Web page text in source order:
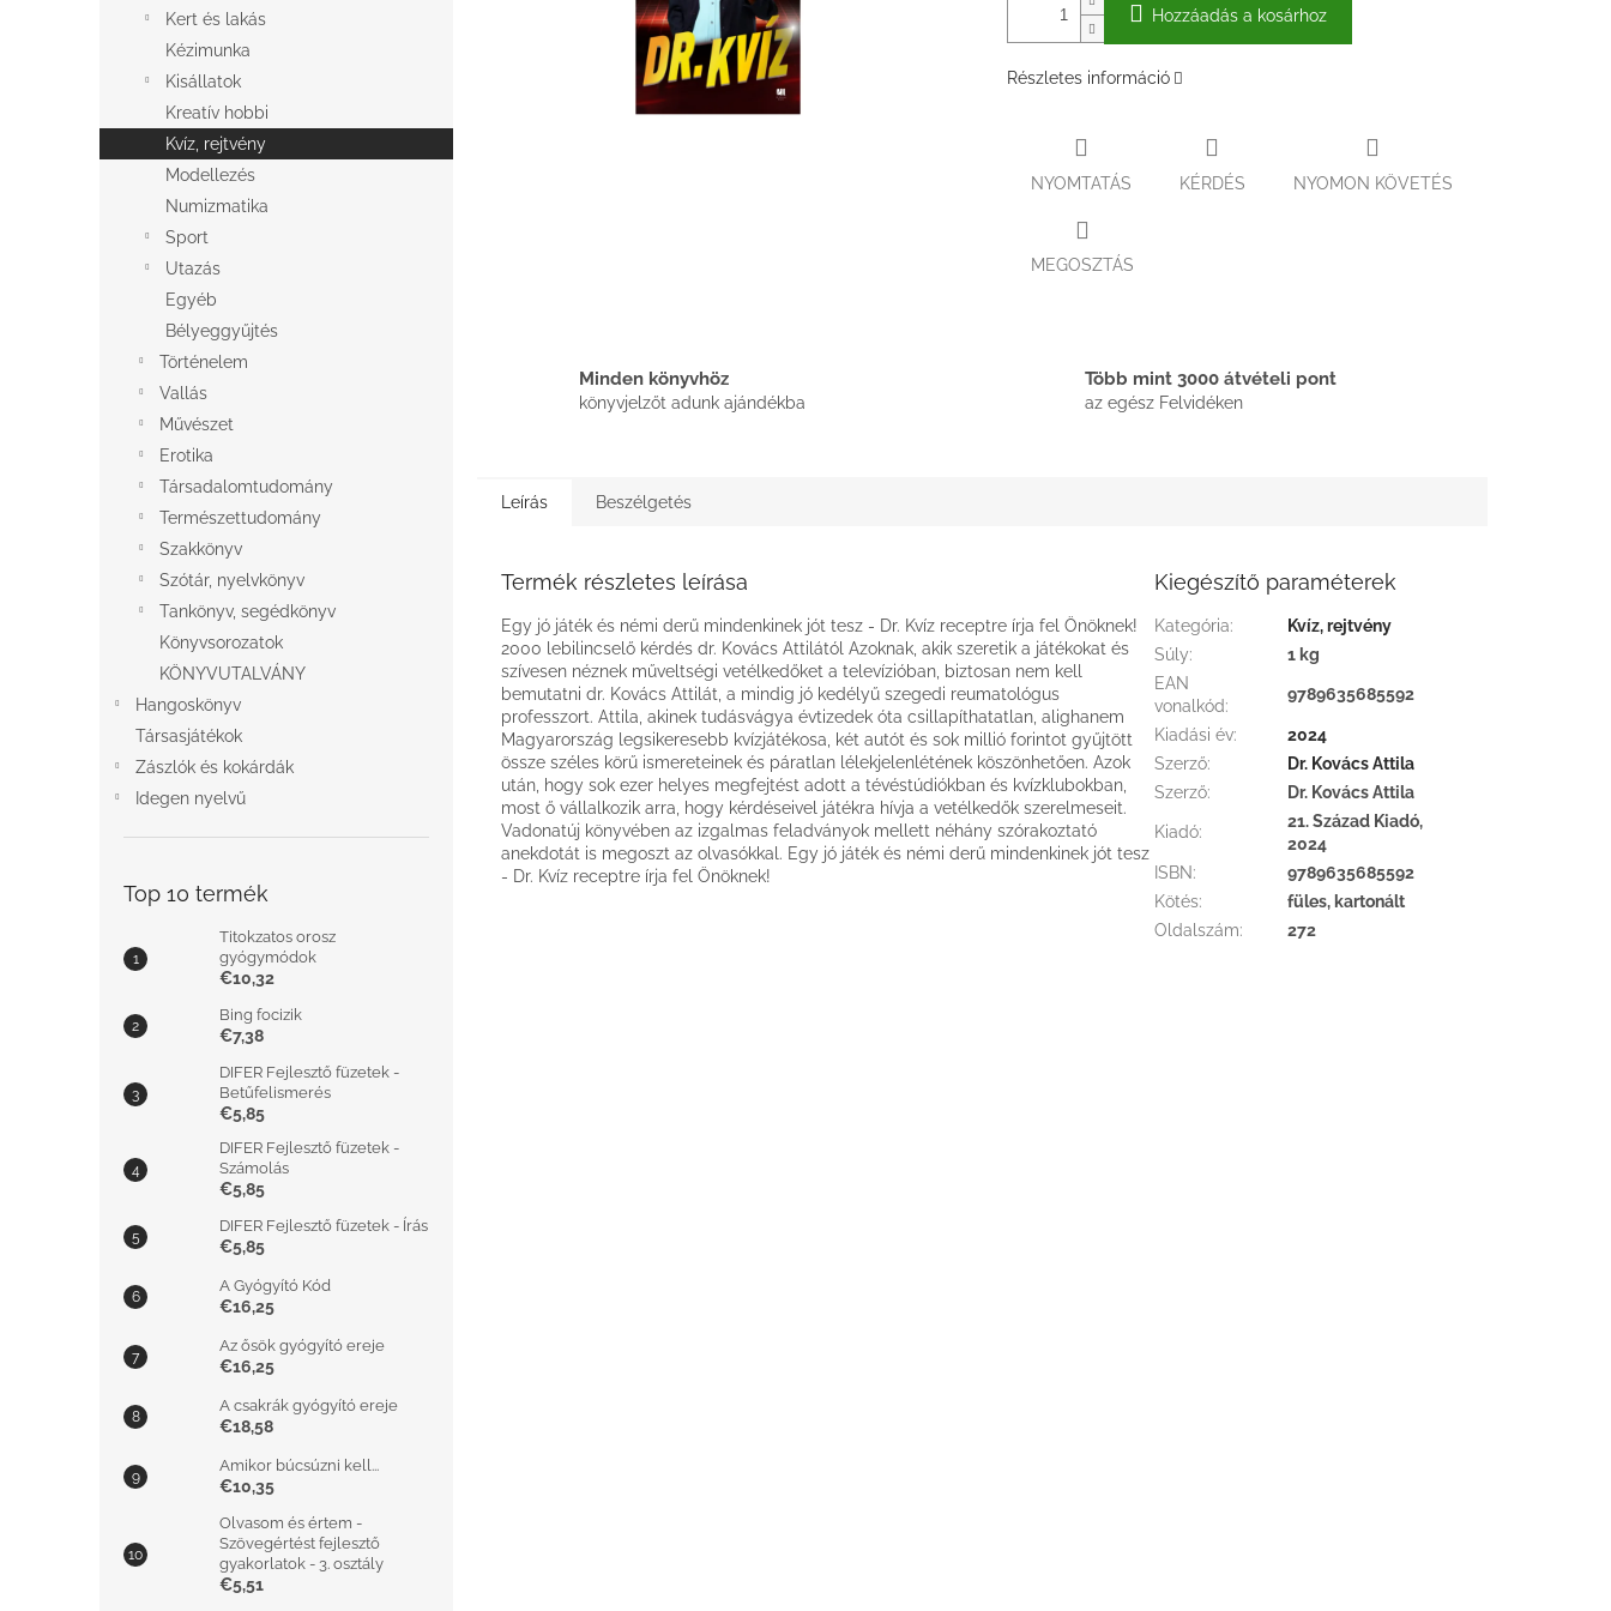
Kert és lakás
Kézimunka
Kisállatok
Kreatív hobbi
Kvíz, rejtvény
Modellezés
Numizmatika
Sport
Utazás
Egyéb
Bélyeggyűjtés
Történelem
Vallás
Művészet
Erotika
Társadalomtudomány
Természettudomány
Szakkönyv
Szótár, nyelvkönyv
Tankönyv, segédkönyv
Könyvsorozatok
KÖNYVUTALVÁNY
Hangoskönyv
Társasjátékok
Zászlók és kokárdák
Idegen nyelvű
Top 10 termék
Titokzatos orosz
gyógymódok
€10,32
Bing focizik
€7,38
DIFER Fejlesztő füzetek -
Betűfelismerés
€5,85
DIFER Fejlesztő füzetek -
Számolás
€5,85
DIFER Fejlesztő füzetek - Írás
€5,85
A Gyógyító Kód
€16,25
Az ősök gyógyító ereje
€16,25
A csakrák gyógyító ereje
€18,58
Amikor búcsúzni kell...
€10,35
Olvasom és értem -
Szövegértést fejlesztő
gyakorlatok - 3. osztály
€5,51
Hozzáadás a kosárhoz
Részletes információ
NYOMTATÁS KÉRDÉS NYOMON KÖVETÉS
MEGOSZTÁS
Minden könyvhöz
könyvjelzőt adunk ajándékba
Több mint 3000 átvételi pont
az egész Felvidéken
Leírás Beszélgetés
Termék részletes leírása
Egy jó játék és némi derű mindenkinek jót tesz - Dr. Kvíz receptre írja fel Önöknek!
2000 lebilincselő kérdés dr. Kovács Attilától Azoknak, akik szeretik a játékokat és
szívesen néznek műveltségi vetélkedőket a televízióban, biztosan nem kell
bemutatni dr. Kovács Attilát, a mindig jó kedélyű szegedi reumatológus
professzort. Attila, akinek tudásvágya évtizedek óta csillapíthatatlan, alighanem
Magyarország legsikeresebb kvízjátékosa, két autót és sok millió forintot gyűjtött
össze széles körű ismereteinek és páratlan lélekjelenlétének köszönhetően. Azok
után, hogy sok ezer helyes megfejtést adott a tévéstúdiókban és kvízklubokban,
most ő vállalkozik arra, hogy kérdéseivel játékra hívja a vetélkedők szerelmeseit.
Vadonatúj könyvében az izgalmas feladványok mellett néhány szórakoztató
anekdotát is megoszt az olvasókkal. Egy jó játék és némi derű mindenkinek jót tesz
- Dr. Kvíz receptre írja fel Önöknek!
Kiegészítő paraméterek
Kategória:
Kvíz, rejtvény
Súly:
1 kg
EAN
vonalkód:
9789635685592
Kiadási év:
2024
Szerző:
Dr. Kovács Attila
Szerző: Dr. Kovács Attila
Kiadó:
21. Század Kiadó,
2024
ISBN:
9789635685592
Kötés:
füles, kartonált
Oldalszám: 272